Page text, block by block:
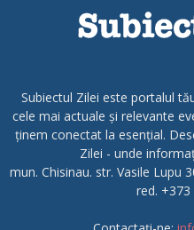
Subiectul Zilei este portalul
cele mai actuale și relevante
ținem conectat la esențial.
Zilei - unde
mun. Chisinau. str. Vasile Lupu
red. +373